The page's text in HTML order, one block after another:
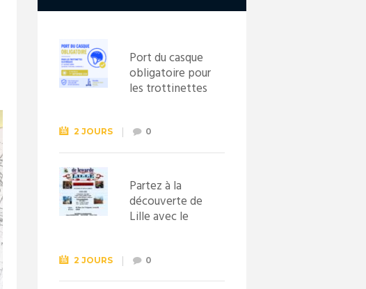
Port du casque
obligatoire pour
les trottinettes
septembre
2026
2 JOURS 0
Partez à la
découverte de
Lille avec le
Lewarde, le 26
septembre !
2 JOURS 0